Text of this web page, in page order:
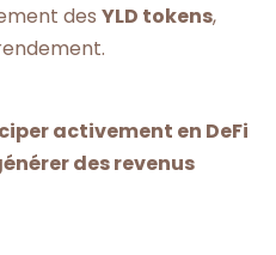
des YLD tokens,
activement en DeFi
des revenus